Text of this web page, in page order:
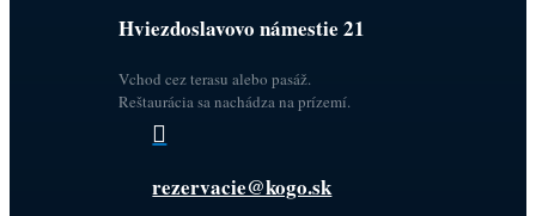
Hviezdoslavovo námestie 21
Vchod cez terasu alebo pasáž.
Reštaurácia sa nachádza na prízemí.

rezervacie@kogo.sk